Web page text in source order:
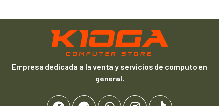
Empresa dedicada a la venta y servicios de computo en
general.